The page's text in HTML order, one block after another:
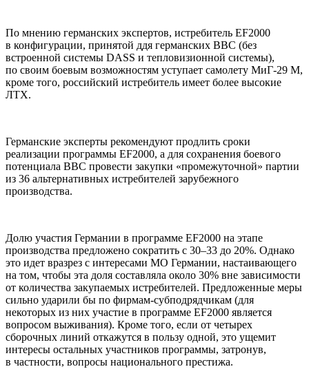
По мнению германских экспертов, истребитель EF2000
в конфигурации, принятой ддя германских ВВС (без
встроенной системы DASS и тепловизионной системы),
по своим боевым возможностям уступает самолету МиГ-29 М,
кроме того, российский истребитель имеет более высокие
ЛТХ.
Германские эксперты рекомендуют продлить сроки
реализации программы EF2000, а для сохранения боевого
потенциала ВВС провести закупки «промежуточной» партии
из 36 альтернативных истребителей зарубежного
производства.
Долю участия Германии в программе EF2000 на этапе
производства предложено сократить с 30–33 до 20%. Однако
это идет вразрез с интересами МО Германии, настаивающего
на том, чтобы эта доля составляла около 30% вне зависимости
от количества закупаемых истребителей. Предложенные меры
сильно ударили бы по фирмам-субподрядчикам (для
некоторых из них участие в программе EF2000 является
вопросом выживания). Кроме того, если от четырех
сборочных линий откажутся в пользу одной, это ущемит
интересы остальных участников программы, затронув,
в частности, вопросы национального престижа.